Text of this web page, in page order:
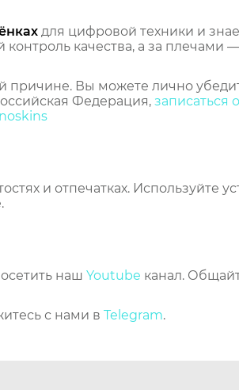
для цифровой техники и
качества, а за плечами
причине. Вы можете лично
Федерация, записаться
и отпечатках. Используйте
наш Youtube канал.
с нами в Telegram.